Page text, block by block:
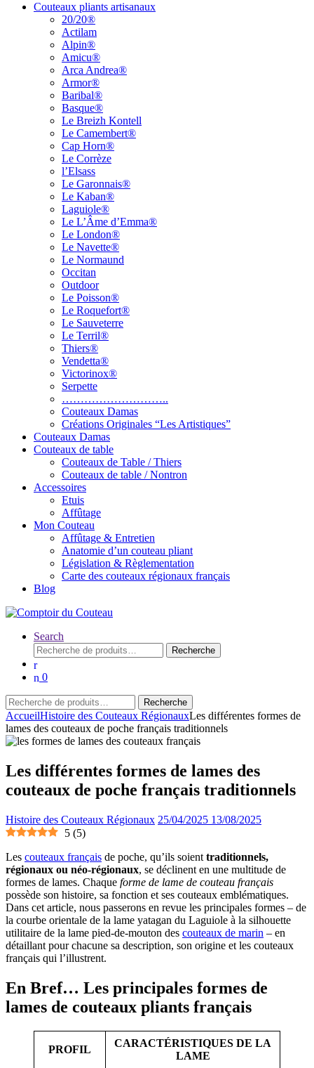
Couteaux pliants artisanaux
20/20®
Actilam
Alpin®
Amicu®
Arca Andrea®
Armor®
Baribal®
Basque®
Le Breizh Kontell
Le Camembert®
Cap Horn®
Le Corrèze
l’Elsass
Le Garonnais®
Le Kaban®
Laguiole®
Le L’Âme d’Emma®
Le London®
Le Navette®
Le Normaund
Occitan
Outdoor
Le Poisson®
Le Roquefort®
Le Sauveterre
Le Terril®
Thiers®
Vendetta®
Victorinox®
Serpette
………………………..
Couteaux Damas
Créations Originales “Les Artistiques”
Couteaux Damas
Couteaux de table
Couteaux de Table / Thiers
Couteaux de table / Nontron
Accessoires
Etuis
Affûtage
Mon Couteau
Affûtage & Entretien
Anatomie d’un couteau pliant
Législation & Règlementation
Carte des couteaux régionaux français
Blog
Search
Recherche
pour :
Recherche
0
Recherche
pour :
Recherche
AccueilHistoire des Couteaux RégionauxLes différentes formes de
lames des couteaux de poche français traditionnels
Les différentes formes de lames des
couteaux de poche français traditionnels
Histoire des Couteaux Régionaux 25/04/2025 13/08/2025
5 (5)
Les couteaux français de poche, qu’ils soient traditionnels,
régionaux ou néo-régionaux, se déclinent en une multitude de
formes de lames. Chaque forme de lame de couteau français
possède son histoire, sa fonction et ses couteaux emblématiques.
Dans cet article, nous passerons en revue les principales formes – de
la courbe orientale de la lame yatagan du Laguiole à la silhouette
utilitaire de la lame pied-de-mouton des couteaux de marin – en
détaillant pour chacune sa description, son origine et les couteaux
français qui l’illustrent.
En Bref… Les principales formes de
lames de couteaux pliants français
PROFIL
CARACTÉRISTIQUES DE LA
LAME